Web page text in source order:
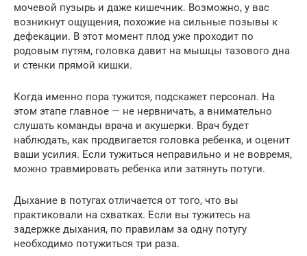
мочевой пузырь и даже кишечник. Возможно, у вас
возникнут ощущения, похожие на сильные позывы к
дефекации. В этот момент плод уже проходит по
родовым путям, головка давит на мышцы тазового дна
и стенки прямой кишки.
Когда именно пора тужится, подскажет персонал. На
этом этапе главное — не нервничать, а внимательно
слушать команды врача и акушерки. Врач будет
наблюдать, как продвигается головка ребенка, и оценит
ваши усилия. Если тужиться неправильно и не вовремя,
можно травмировать ребенка или затянуть потуги.
Дыхание в потугах отличается от того, что вы
практиковали на схватках. Если вы тужитесь на
задержке дыхания, по правилам за одну потугу
необходимо потужиться три раза.